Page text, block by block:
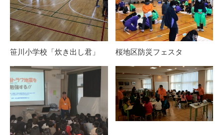
笹川小学校「炊き出し君」 桜地区防災フェスタ